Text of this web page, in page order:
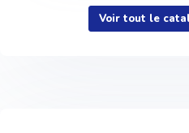
Voir tout le